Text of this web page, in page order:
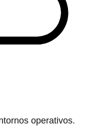
operativos.